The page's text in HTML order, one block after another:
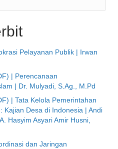
Pelayanan Publik | Irwan
| Perencanaan
| Dr. Mulyadi, S.Ag., M.Pd
| Tata Kelola Pemerintahan
Kajian Desa di Indonesia | Andi
Hasyim Asyari Amir Husni,
dan Jaringan